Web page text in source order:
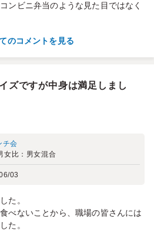
ンビニ弁当のような見た目ではなく
のコメントを見る
ズですが中身は満足しまし
チ会
女比： 男女混合
03
た。
べないことから、職場の皆さんには
た。